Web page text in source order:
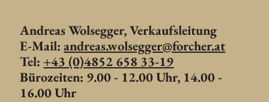
Andreas Wolsegger, Verkaufsleitung
E-Mail:andreas.wolsegger@forcher.at
Tel:+43 (0)4852 658 33-19
Bürozeiten: 9.00 - 12.00 Uhr, 14.00 -
16.00 Uhr